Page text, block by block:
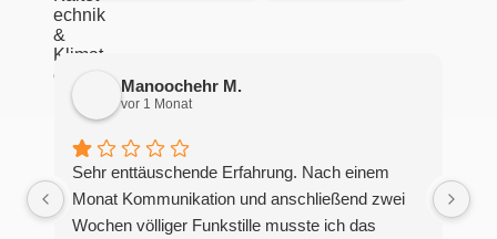
Manoochehr M.
vor 1 Monat
Sehr enttäuschende Erfahrung. Nach einem
Monat Kommunikation und anschließend zwei
Wochen völliger Funkstille musste ich das